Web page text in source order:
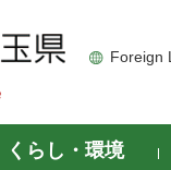
Foreign
くらし・環境